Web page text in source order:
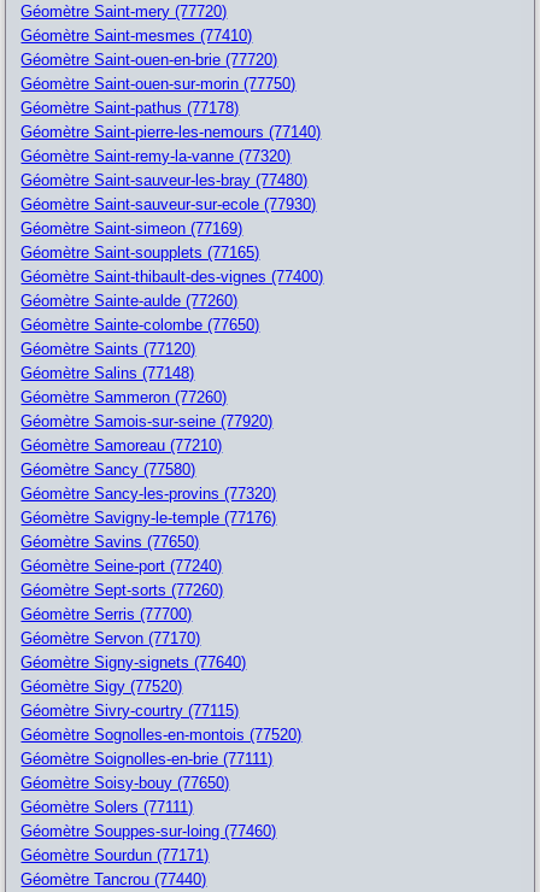
Géomètre Saint-mery (77720)
Géomètre Saint-mesmes (77410)
Géomètre Saint-ouen-en-brie (77720)
Géomètre Saint-ouen-sur-morin (77750)
Géomètre Saint-pathus (77178)
Géomètre Saint-pierre-les-nemours (77140)
Géomètre Saint-remy-la-vanne (77320)
Géomètre Saint-sauveur-les-bray (77480)
Géomètre Saint-sauveur-sur-ecole (77930)
Géomètre Saint-simeon (77169)
Géomètre Saint-soupplets (77165)
Géomètre Saint-thibault-des-vignes (77400)
Géomètre Sainte-aulde (77260)
Géomètre Sainte-colombe (77650)
Géomètre Saints (77120)
Géomètre Salins (77148)
Géomètre Sammeron (77260)
Géomètre Samois-sur-seine (77920)
Géomètre Samoreau (77210)
Géomètre Sancy (77580)
Géomètre Sancy-les-provins (77320)
Géomètre Savigny-le-temple (77176)
Géomètre Savins (77650)
Géomètre Seine-port (77240)
Géomètre Sept-sorts (77260)
Géomètre Serris (77700)
Géomètre Servon (77170)
Géomètre Signy-signets (77640)
Géomètre Sigy (77520)
Géomètre Sivry-courtry (77115)
Géomètre Sognolles-en-montois (77520)
Géomètre Soignolles-en-brie (77111)
Géomètre Soisy-bouy (77650)
Géomètre Solers (77111)
Géomètre Souppes-sur-loing (77460)
Géomètre Sourdun (77171)
Géomètre Tancrou (77440)